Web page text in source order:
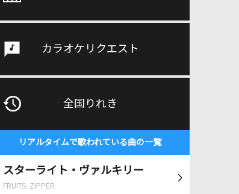
カラオケリクエスト
全国りれき
リアルタイムで歌われている曲の一覧
スターライト・ヴァルキリー
FRUITS ZIPPER